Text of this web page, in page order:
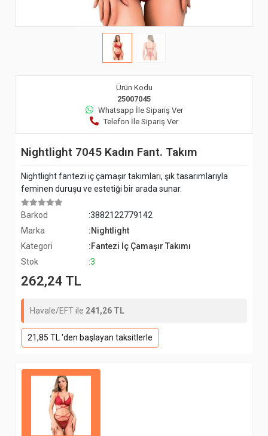
Ürün Kodu
25007045
Whatsapp İle Sipariş Ver
Telefon İle Sipariş Ver
Nightlight 7045 Kadın Fant. Takım
Nightlight fantezi iç çamaşır takımları, şık tasarımlarıyla
feminen duruşu ve estetiği bir arada sunar.
Barkod
:3882122779142
Marka
:Nightlight
Kategori
:Fantezi İç Çamaşır Takımı
Stok
:3
262,24 TL
Havale/EFT ile 241,26 TL
21,85 TL 'den başlayan taksitlerle